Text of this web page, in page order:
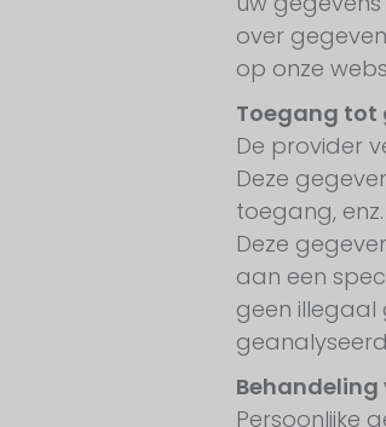
over
op onze
Toegang tot
De provider
Deze
toegang, enz.
Deze
aan een
geen illegaal
Behandeling
Persoonlijke